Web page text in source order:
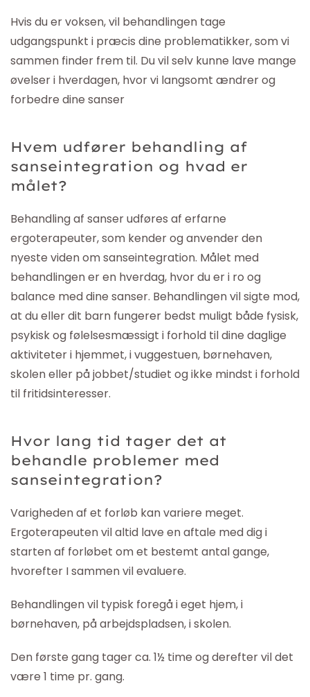
Hvis du er voksen, vil behandlingen tage
udgangspunkt i præcis dine problematikker, som vi
sammen finder frem til. Du vil selv kunne lave mange
øvelser i hverdagen, hvor vi langsomt ændrer og
forbedre dine sanser
Hvem udfører behandling af
sanseintegration og hvad er
målet?
Behandling af sanser udføres af erfarne
ergoterapeuter, som kender og anvender den
nyeste viden om sanseintegration. Målet med
behandlingen er en hverdag, hvor du er i ro og
balance med dine sanser. Behandlingen vil sigte mod,
at du eller dit barn fungerer bedst muligt både fysisk,
psykisk og følelsesmæssigt i forhold til dine daglige
aktiviteter i hjemmet, i vuggestuen, børnehaven,
skolen eller på jobbet/studiet og ikke mindst i forhold
til fritidsinteresser.
Hvor lang tid tager det at
behandle problemer med
sanseintegration?
Varigheden af et forløb kan variere meget.
Ergoterapeuten vil altid lave en aftale med dig i
starten af forløbet om et bestemt antal gange,
hvorefter I sammen vil evaluere.
Behandlingen vil typisk foregå i eget hjem, i
børnehaven, på arbejdspladsen, i skolen.
Den første gang tager ca. 1½ time og derefter vil det
være 1 time pr. gang.